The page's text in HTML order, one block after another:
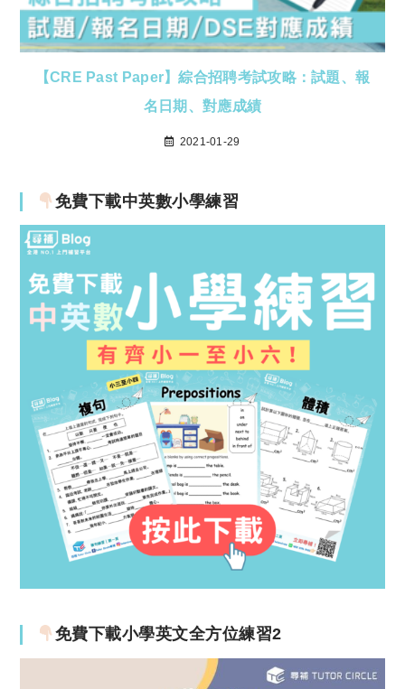
【CRE Past Paper】綜合招聘考試攻略：試題、報
名日期、對應成績
2021-01-29
免費下載中英數小學練習
免費下載小學英文全方位練習2